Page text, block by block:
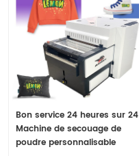
Bon service 24 heures sur 24
Machine de secouage de
poudre personnalisable